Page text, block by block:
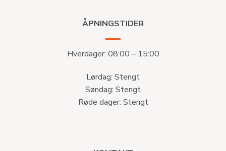
ÅPNINGSTIDER
Hverdager: 08:00 – 15:00
Lørdag: Stengt
Søndag: Stengt
Røde dager: Stengt